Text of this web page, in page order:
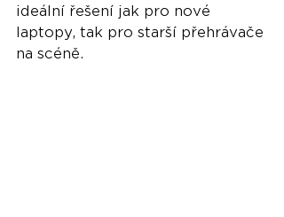
ideální řešení jak pro nové
laptopy, tak pro starší přehrávače
na scéně.